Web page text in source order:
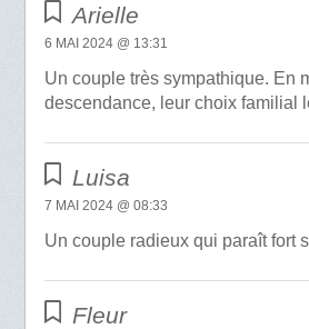
Arielle
6 MAI 2024 @ 13:31
Un couple très sympathique. En
descendance, leur choix familial
Luisa
7 MAI 2024 @ 08:33
Un couple radieux qui paraît fort
Fleur